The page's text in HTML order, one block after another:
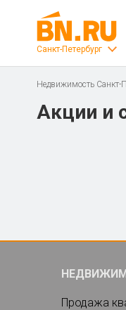
Санкт-Петербург
Недвижимость Санкт-
Акции и
Продажа